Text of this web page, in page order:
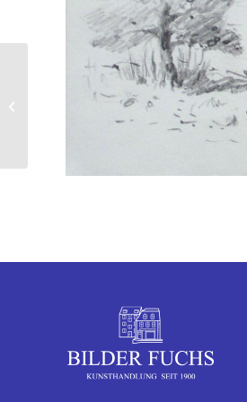
Walter Rohrbach |
Willingshausen